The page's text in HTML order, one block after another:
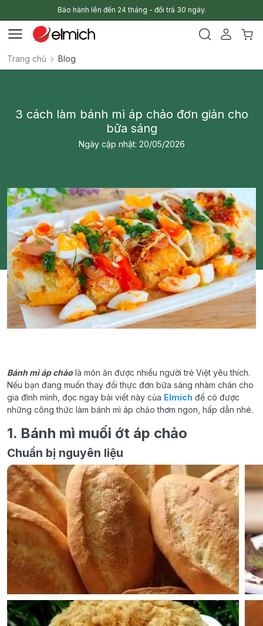
Bảo hành lên đến 24 tháng - đổi trả 30 ngày.
Trang chủ Blog
3 cách làm bánh mì áp chảo đơn giản cho
bữa sáng
Ngày cập nhật: 20/05/2026
Bánh mì áp chảo là món ăn được nhiều người trẻ Việt yêu thích.
Nếu bạn đang muốn thay đổi thực đơn bữa sáng nhàm chán cho
gia đình mình, đọc ngay bài viết này của Elmich để có được
những công thức làm bánh mì áp chảo thơm ngon, hấp dẫn nhé.
1. Bánh mì muối ớt áp chảo
Chuẩn bị nguyên liệu